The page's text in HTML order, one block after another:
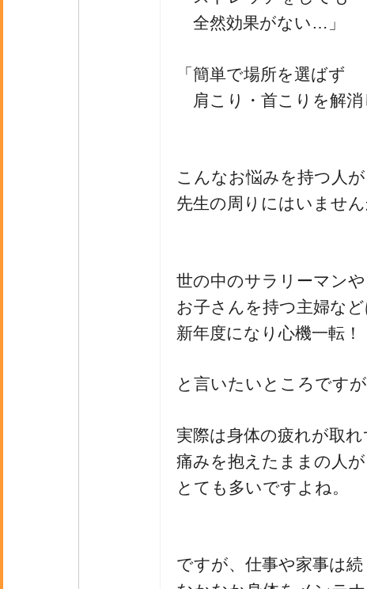
全然効果がない…」
「簡単で場所を選ばず
肩こり・首こりを解消
こんなお悩みを持つ人が
先生の周りにはいません
世の中のサラリーマンや
お子さんを持つ主婦など
新年度になり心機一転！
と言いたいところですが
実際は身体の疲れが取れ
痛みを抱えたままの人が
とても多いですよね。
ですが、仕事や家事は続